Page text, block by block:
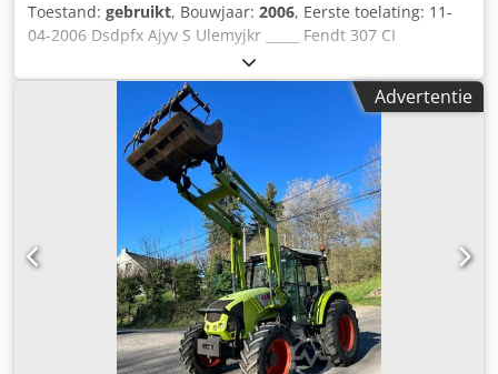
Toestand: gebruikt, Bouwjaar: 2006, Eerste toelating: 11-
04-2006 Dsdpfx Ajyv S Ulemyjkr _____ Fendt 307 CI
Bouwjaar: 2006 Bedrijfsuren: 3.445 Motor: Deutz 4-cilinder
turbo Cilinderinhoud: 4.038 cm³ Nominaal vermogen: 80
pk Max. koppel: 423 Nm bij 1500 tpm Tankinhoud: 108 l
Transmissie: 40 km/h, 21/21 overdrive, omkeertransmissie
Aftakas: onder belasting schakelbaar, 540 / 750 / 1000
Hydrauliek: tandempomp 70 l/min, 200 bar Achterhef,
hefvermogen 48,9 kN 2 dubbelwerkende regelventielen,
kruishoofdsysteem Remmen: hydraulische rem Cabine:
luchtgeveerde bestuurdersstoel, dakluik, in hoogte en
helling verstelbare stuurkolom, verwarming zonder airco
Voorlader met parallellogram, zonder derde functie
Verkoop onder margeregeling conform § 25a UStG Locatie:
Advertentie